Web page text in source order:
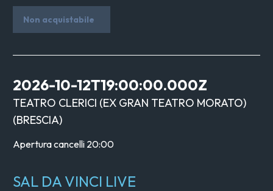
Non acquistabile
2026-10-12T19:00:00.000Z
TEATRO CLERICI (EX GRAN TEATRO MORATO)
(BRESCIA)
Apertura cancelli 20:00
SAL DA VINCI LIVE